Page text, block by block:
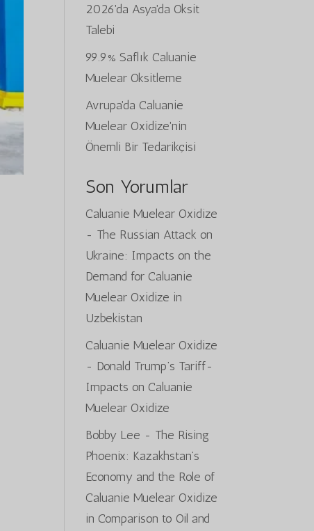
2026'da Asya'da Oksit
Talebi
99.9% Saflık Caluanie
Muelear Oksitleme
Avrupa'da Caluanie
Muelear Oxidize'nin
Önemli Bir Tedarikçisi
Son Yorumlar
Caluanie Muelear Oxidize
- The Russian Attack on
Ukraine: Impacts on the
Demand for Caluanie
Muelear Oxidize in
Uzbekistan
Caluanie Muelear Oxidize
- Donald Trump’s Tariff-
Impacts on Caluanie
Muelear Oxidize
Bobby Lee - The Rising
Phoenix: Kazakhstan’s
Economy and the Role of
Caluanie Muelear Oxidize
in Comparison to Oil and